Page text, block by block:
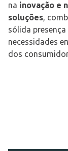
na inovação e
soluções,
sólida
necessidades
dos